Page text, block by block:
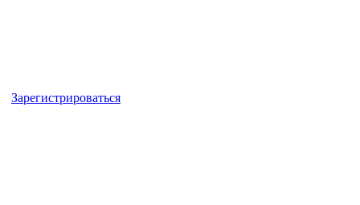
Зарегистрироваться